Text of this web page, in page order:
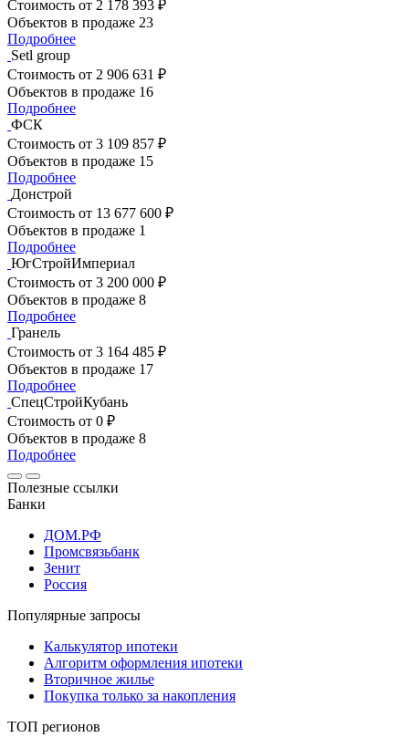
Стоимость от 2 178 393 ₽
Объектов в продаже 23
Подробнее
Setl group
Стоимость от 2 906 631 ₽
Объектов в продаже 16
Подробнее
ФСК
Стоимость от 3 109 857 ₽
Объектов в продаже 15
Подробнее
Донстрой
Стоимость от 13 677 600 ₽
Объектов в продаже 1
Подробнее
ЮгСтройИмпериал
Стоимость от 3 200 000 ₽
Объектов в продаже 8
Подробнее
Гранель
Стоимость от 3 164 485 ₽
Объектов в продаже 17
Подробнее
СпецСтройКубань
Стоимость от 0 ₽
Объектов в продаже 8
Подробнее
Полезные ссылки
Банки
ДОМ.РФ
Промсвязьбанк
Зенит
Россия
Популярные запросы
Калькулятор ипотеки
Алгоритм оформления ипотеки
Вторичное жилье
Покупка только за накопления
ТОП регионов